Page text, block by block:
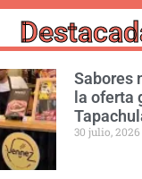
Sabores
la oferta
30 julio, 2026